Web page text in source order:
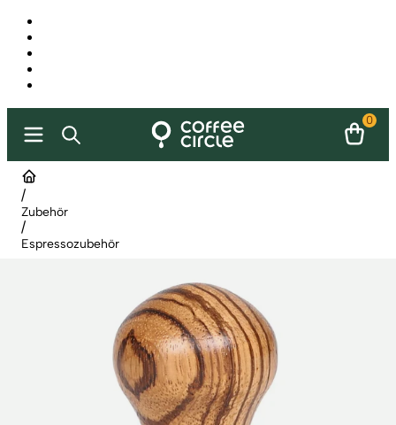
0
/
Zubehör
/
Espressozubehör